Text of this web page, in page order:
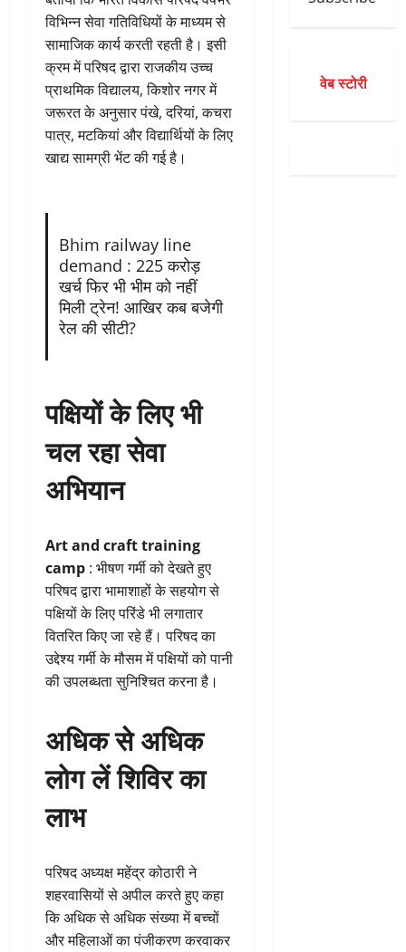
विभिन्न सेवा गतिविधियों के माध्यम से
सामाजिक कार्य करती रहती है। इसी
क्रम में परिषद द्वारा राजकीय उच्च
प्राथमिक विद्यालय, किशोर नगर में
जरूरत के अनुसार पंखे, दरियां, कचरा
पात्र, मटकियां और विद्यार्थियों के लिए
खाद्य सामग्री भेंट की गई है।
Bhim railway line
demand : 225 करोड़
खर्च फिर भी भीम को नहीं
मिली ट्रेन! आखिर कब बजेगी
रेल की सीटी?
पक्षियों के लिए भी
चल रहा सेवा
अभियान
Art and craft training
camp : भीषण गर्मी को देखते हुए
परिषद द्वारा भामाशाहों के सहयोग से
पक्षियों के लिए परिंडे भी लगातार
वितरित किए जा रहे हैं। परिषद का
उद्देश्य गर्मी के मौसम में पक्षियों को पानी
की उपलब्धता सुनिश्चित करना है।
अधिक से अधिक
लोग लें शिविर का
लाभ
परिषद अध्यक्ष महेंद्र कोठारी ने
शहरवासियों से अपील करते हुए कहा
कि अधिक से अधिक संख्या में बच्चों
और महिलाओं का पंजीकरण करवाकर
वेब स्टोरी